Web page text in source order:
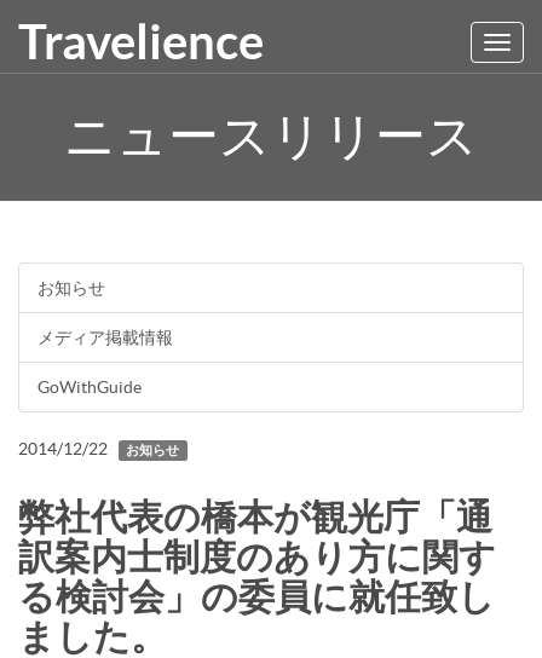
Travelience
ニュースリリース
お知らせ
メディア掲載情報
GoWithGuide
2014/12/22 お知らせ
弊社代表の橋本が観光庁「通
訳案内士制度のあり方に関す
る検討会」の委員に就任致し
ました。